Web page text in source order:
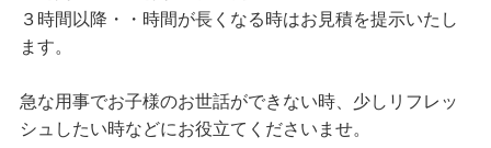
３時間以降・・時間が長くなる時はお見積を提示いたし
ます。
急な用事でお子様のお世話ができない時、少しリフレッ
シュしたい時などにお役立てくださいませ。